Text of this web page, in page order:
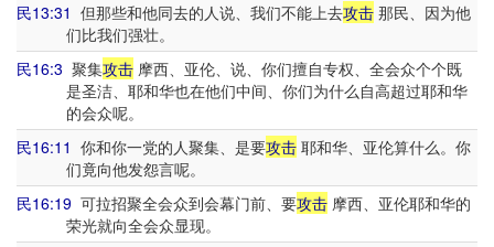
民13:31 但那些和他同去的人说、我们不能上去攻击 那民、因为他
们比我们强壮。
民16:3 聚集攻击 摩西、亚伦、说、你们擅自专权、全会众个个既
是圣洁、耶和华也在他们中间、你们为什么自高超过耶和华
的会众呢。
民16:11 你和你一党的人聚集、是要攻击 耶和华、亚伦算什么。你
们竟向他发怨言呢。
民16:19 可拉招聚全会众到会幕门前、要攻击 摩西、亚伦耶和华的
荣光就向全会众显现。